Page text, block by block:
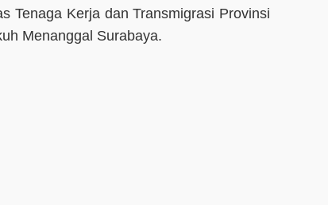
Tenaga Kerja dan Transmigrasi Provinsi
Menanggal Surabaya.